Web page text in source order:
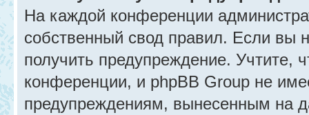
На каждой конференции
собственный свод правил. Если вы
получить предупреждение. Учтите,
конференции, и phpBB Group не
предупреждениям, вынесенным на